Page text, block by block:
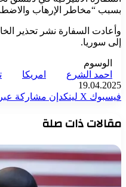
بسبب “مخاطر الإرهاب
وأعادت السفارة نشر تحذير
إلى سوريا.
الوسوم
احمد الشرع
امريكا
19.04.2025
فيسبوك ‫X لينكدإن مشاركة عبر
مقالات ذات صلة